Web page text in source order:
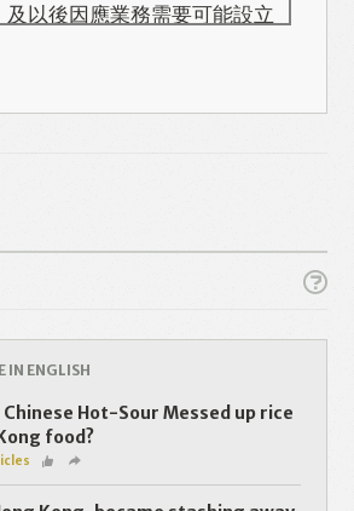
Twitter Line
Email Print
以後因應業務需要可能設立
收集的個人資料包括姓名、
本付費服務內容的權利，包
畫、節目、小說等欄目及內
料與從商業夥伴或其他公司
合，但不會出租、出售、或
資料予他人或非附屬公司。
於提供更適合你的廣告及網
IN ENGLISH
Hot-Sour Messed up rice
food?